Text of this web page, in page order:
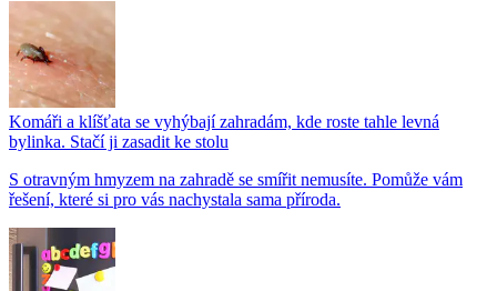
Komáři a klíšťata se vyhýbají zahradám, kde roste tahle levná
bylinka. Stačí ji zasadit ke stolu
S otravným hmyzem na zahradě se smířit nemusíte. Pomůže vám
řešení, které si pro vás nachystala sama příroda.